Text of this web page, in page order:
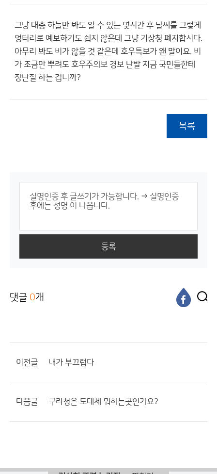
그냥 대충 하늘만 봐도 알 수 있는 몇시간 후 날씨를 그렇게
엉터리로 예보하기도 쉽지 않은데 그냥 기상청 폐지합시다.
아무리 봐도 비가 않을 것 같은데 호우특보가 왠 말이요. 비
가 조금만 뿌려도 호우주의보 경보 난발 지금 국민들한테
장난질 하는 겁니까?
목록
등록
댓글 0개
이전글 내가 부끄럽다
다음글 구라청은 도대체 뭐하는곳인가요?